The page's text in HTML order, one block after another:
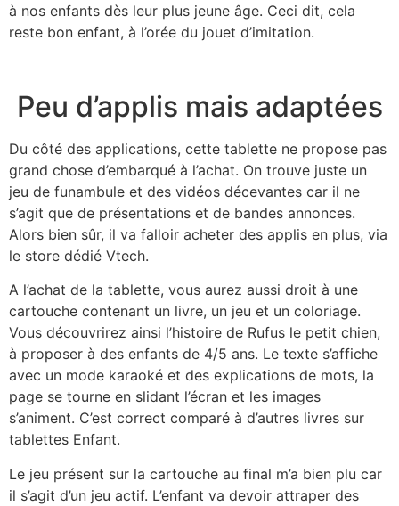
à nos enfants dès leur plus jeune âge. Ceci dit, cela
reste bon enfant, à l’orée du jouet d’imitation.
Peu d’applis mais adaptées
Du côté des applications, cette tablette ne propose pas
grand chose d’embarqué à l’achat. On trouve juste un
jeu de funambule et des vidéos décevantes car il ne
s’agit que de présentations et de bandes annonces.
Alors bien sûr, il va falloir acheter des applis en plus, via
le store dédié Vtech.
A l’achat de la tablette, vous aurez aussi droit à une
cartouche contenant un livre, un jeu et un coloriage.
Vous découvrirez ainsi l’histoire de Rufus le petit chien,
à proposer à des enfants de 4/5 ans. Le texte s’affiche
avec un mode karaoké et des explications de mots, la
page se tourne en slidant l’écran et les images
s’animent. C’est correct comparé à d’autres livres sur
tablettes Enfant.
Le jeu présent sur la cartouche au final m’a bien plu car
il s’agit d’un jeu actif. L’enfant va devoir attraper des